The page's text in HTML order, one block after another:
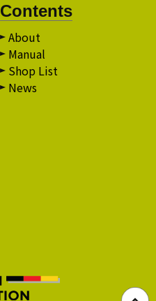
Contents
About
Manual
Shop List
News